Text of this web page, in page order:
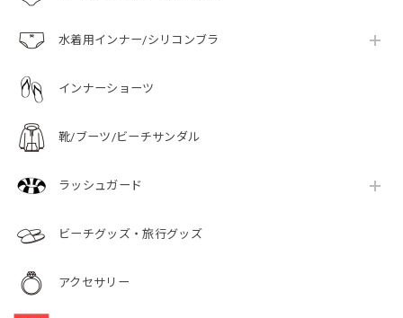
水着用インナー/シリコンブラ
インナーショーツ
靴/ブーツ/ビーチサンダル
ラッシュガード
ビーチグッズ・旅行グッズ
アクセサリー